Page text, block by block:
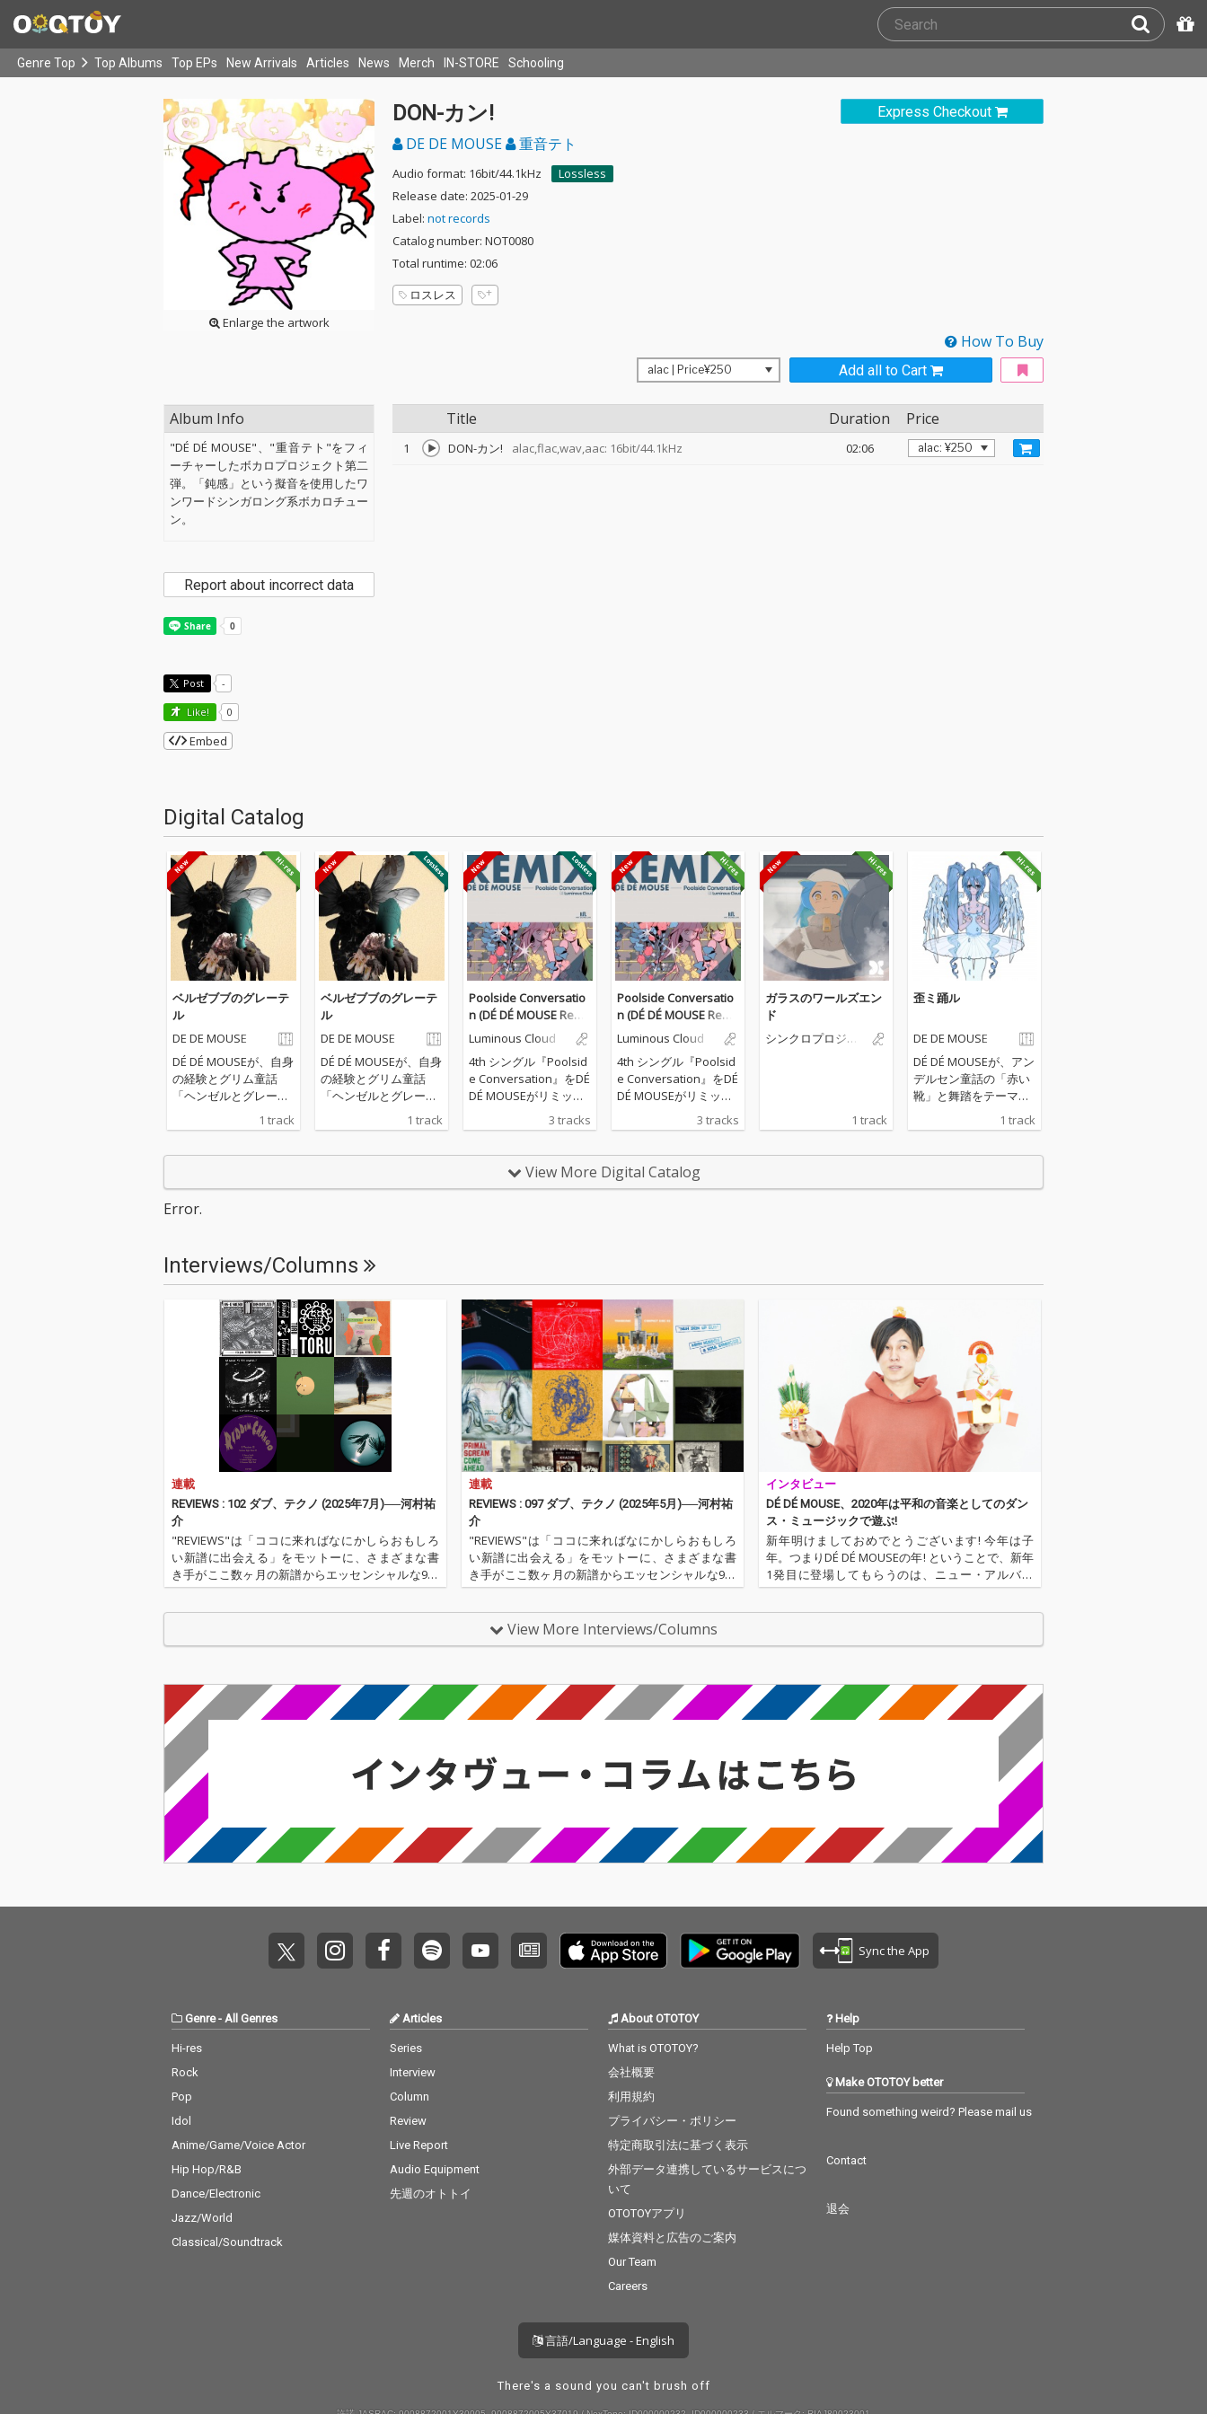
Genre Top Top Albums Top EPs New Arrivals Articles News Merch IN-STORE Schooling
Enlarge the artwork
Express Checkout
DON-カン!
DE DE MOUSE 重音テト
Audio format: 16bit/44.1kHz
Lossless
Release date: 2025-01-29
Label: not records
Catalog number: NOT0080
Total runtime: 02:06
ロスレス
How To Buy
Add all to Cart
Title Duration Price
1 DON-カン! alac,flac,wav,aac: 16bit/44.1kHz 02:06
Album Info
"DÉ DÉ MOUSE"、"重音テト"をフィ
ーチャーしたボカロプロジェクト第二
弾。「鈍感」という擬音を使用したワ
ンワードシンガロング系ボカロチュー
ン。
Report about incorrect data
Post -
Like! 0
Embed
Digital Catalog
ベルゼブブのグレーテ
ル
DE DE MOUSE
DÉ DÉ MOUSEが、自身
の経験とグリム童話
「ヘンゼルとグレーテ
クメルヘンボカロ『ベ
ック的な和音構成とア
ブベース、無機質なが
ら不快感と怒りを体現
した調声された初音ミ
クの歌全てが歪んだ、
幻想的で不快感マック
スなダークメルヘンモ
ダンバレエボカロ！
1 track
ベルゼブブのグレーテ
ル
DE DE MOUSE
DÉ DÉ MOUSEが、自身
の経験とグリム童話
「ヘンゼルとグレーテ
クメルヘンボカロ『ベ
ブベース、無機質なが
ら不快感と怒りを体現
した調声された初音ミ
クの歌全てが歪んだ、
幻想的で不快感マック
スなダークメルヘンモ
ダンバレエボカロ！
1 track
Poolside Conversatio
n (DÉ DÉ MOUSE Remi
x)Luminous Cloud
4th シングル『Poolsid
e Conversation』をDÉ
DÉ MOUSEがリミック
ックスウィング的なア
ーでスロウなイントロ
からのアッパーなテン
3 tracks
Poolside Conversatio
n (DÉ DÉ MOUSE Remi
x)Luminous Cloud
4th シングル『Poolsid
e Conversation』をDÉ
DÉ MOUSEがリミック
ックスウィング的なア
ーでスロウなイントロ
からのアッパーなテン
3 tracks
ガラスのワールズエン
ド
シンクロプロジェ
1 track
歪ミ踊ル
DE DE MOUSE
DÉ DÉ MOUSEが、アン
デルセン童話の「赤い
靴」と舞踏をテーマに
ルゼンチンタンゴなボ
アルゼンチンタンゴの
ーディオンにヴァイオ
リン、グリッチサウン
ドに歪んだアーメンブ
レイク、そして２声が
独立し呼応する初音ミ
クによるボーカルが、
心の奥底にある憎悪と
愛を搾り出すように歌
い上げるモダンバレ
エ・アルゼンチンタン
クは長瀬有花との「ち
ートワークを担当し
た、ゴシックY2Kな魅
力溢れる人気イラスト
レーター好都によるも
1 track
View More Digital Catalog
Error.
Interviews/Columns
連載
REVIEWS : 102 ダブ、テクノ (2025年7月)──河村祐
介
"REVIEWS"は「ココに来ればなにかしらおもしろ
い新譜に出会える」をモットーに、さまざまな書
き手がここ数ヶ月の新譜からエッセンシャルな9枚
を選びレヴューするコーナー。今回の更新は、OT
連載
REVIEWS : 097 ダブ、テクノ (2025年5月)──河村祐
介
"REVIEWS"は「ココに来ればなにかしらおもしろ
い新譜に出会える」をモットーに、さまざまな書
き手がここ数ヶ月の新譜からエッセンシャルな9枚
を選びレヴューするコーナー。今回の更新は、OT
刊行した河村祐介が…
インタビュー
DÉ DÉ MOUSE、2020年は平和の音楽としてのダン
ス・ミュージックで遊ぶ!
新年明けましておめでとうございます! 今年は子
年。つまりDÉ DÉ MOUSEの年! ということで、新年
1発目に登場してもらうのは、ニュー・アルバム
『Nulife』をリリースしたばかりのDÉ DÉ MOUS
View More Interviews/Columns
Sync the App
Genre- All Genres
Hi-res
Rock
Pop
Idol
Anime/Game/Voice Actor
Hip Hop/R&B
Dance/Electronic
Jazz/World
Classical/Soundtrack
Articles
Series
Interview
Column
Review
Live Report
Audio Equipment
先週のオトトイ
About OTOTOY
What is OTOTOY?
会社概要
利用規約
プライバシー・ポリシー
特定商取引法に基づく表示
外部データ連携しているサービスにつ
いて
OTOTOYアプリ
媒体資料と広告のご案内
Our Team
Careers
Help
Help Top
Make OTOTOY better
Found something weird? Please mail us
Contact
退会
言語/Language - English
There's a sound you can't brush off